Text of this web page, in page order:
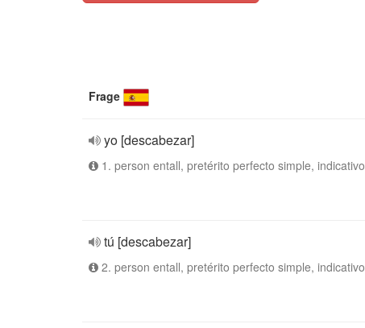
Frage
yo [descabezar]
1. person entall, pretérito perfecto simple, indicativo
tú [descabezar]
2. person entall, pretérito perfecto simple, indicativo